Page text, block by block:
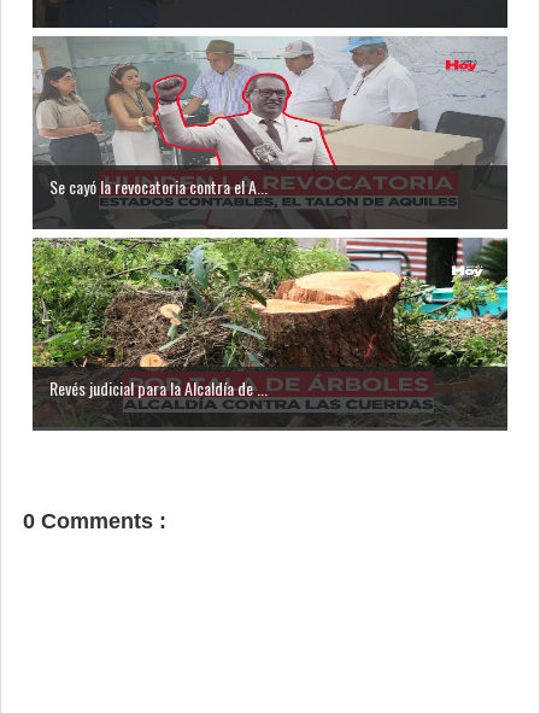
Se cayó la revocatoria contra el A...
Revés judicial para la Alcaldía de ...
0 Comments :